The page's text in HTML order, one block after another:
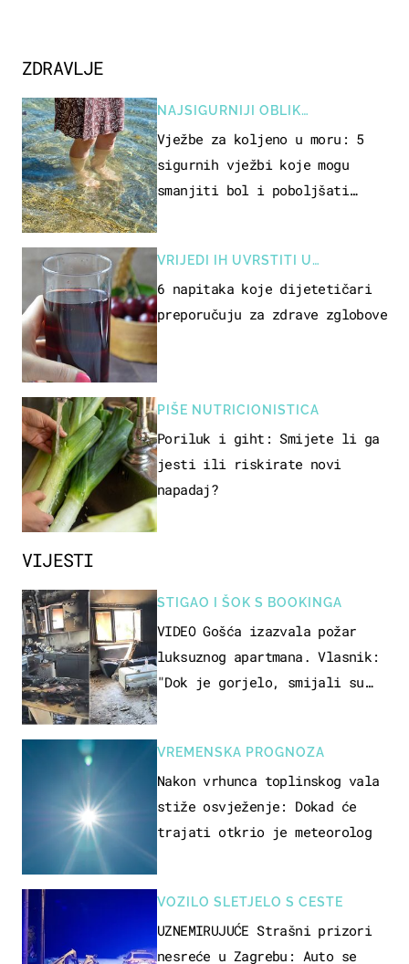
VIJESTI
STIGAO I ŠOK S BOOKINGA
VIDEO Gošća izazvala požar
luksuznog apartmana. Vlasnik:
"Dok je gorjelo, smijali su
VREMENSKA PROGNOZA
Nakon vrhunca toplinskog vala
stiže osvježenje: Dokad će
trajati otkrio je meteorolog
VOZILO SLETJELO S CESTE
UZNEMIRUJUĆE Strašni prizori
nesreće u Zagrebu: Auto se
ZDRAVLJE
NAJSIGURNIJI OBLIK
REKREACIJE
Vježbe za koljeno u moru: 5
sigurnih vježbi koje mogu
smanjiti bol i poboljšati
VRIJEDI IH UVRSTITI U
PREHRANU
6 napitaka koje dijetetičari
preporučuju za zdrave zglobove
PIŠE NUTRICIONISTICA
Poriluk i giht: Smijete li ga
jesti ili riskirate novi
napadaj?